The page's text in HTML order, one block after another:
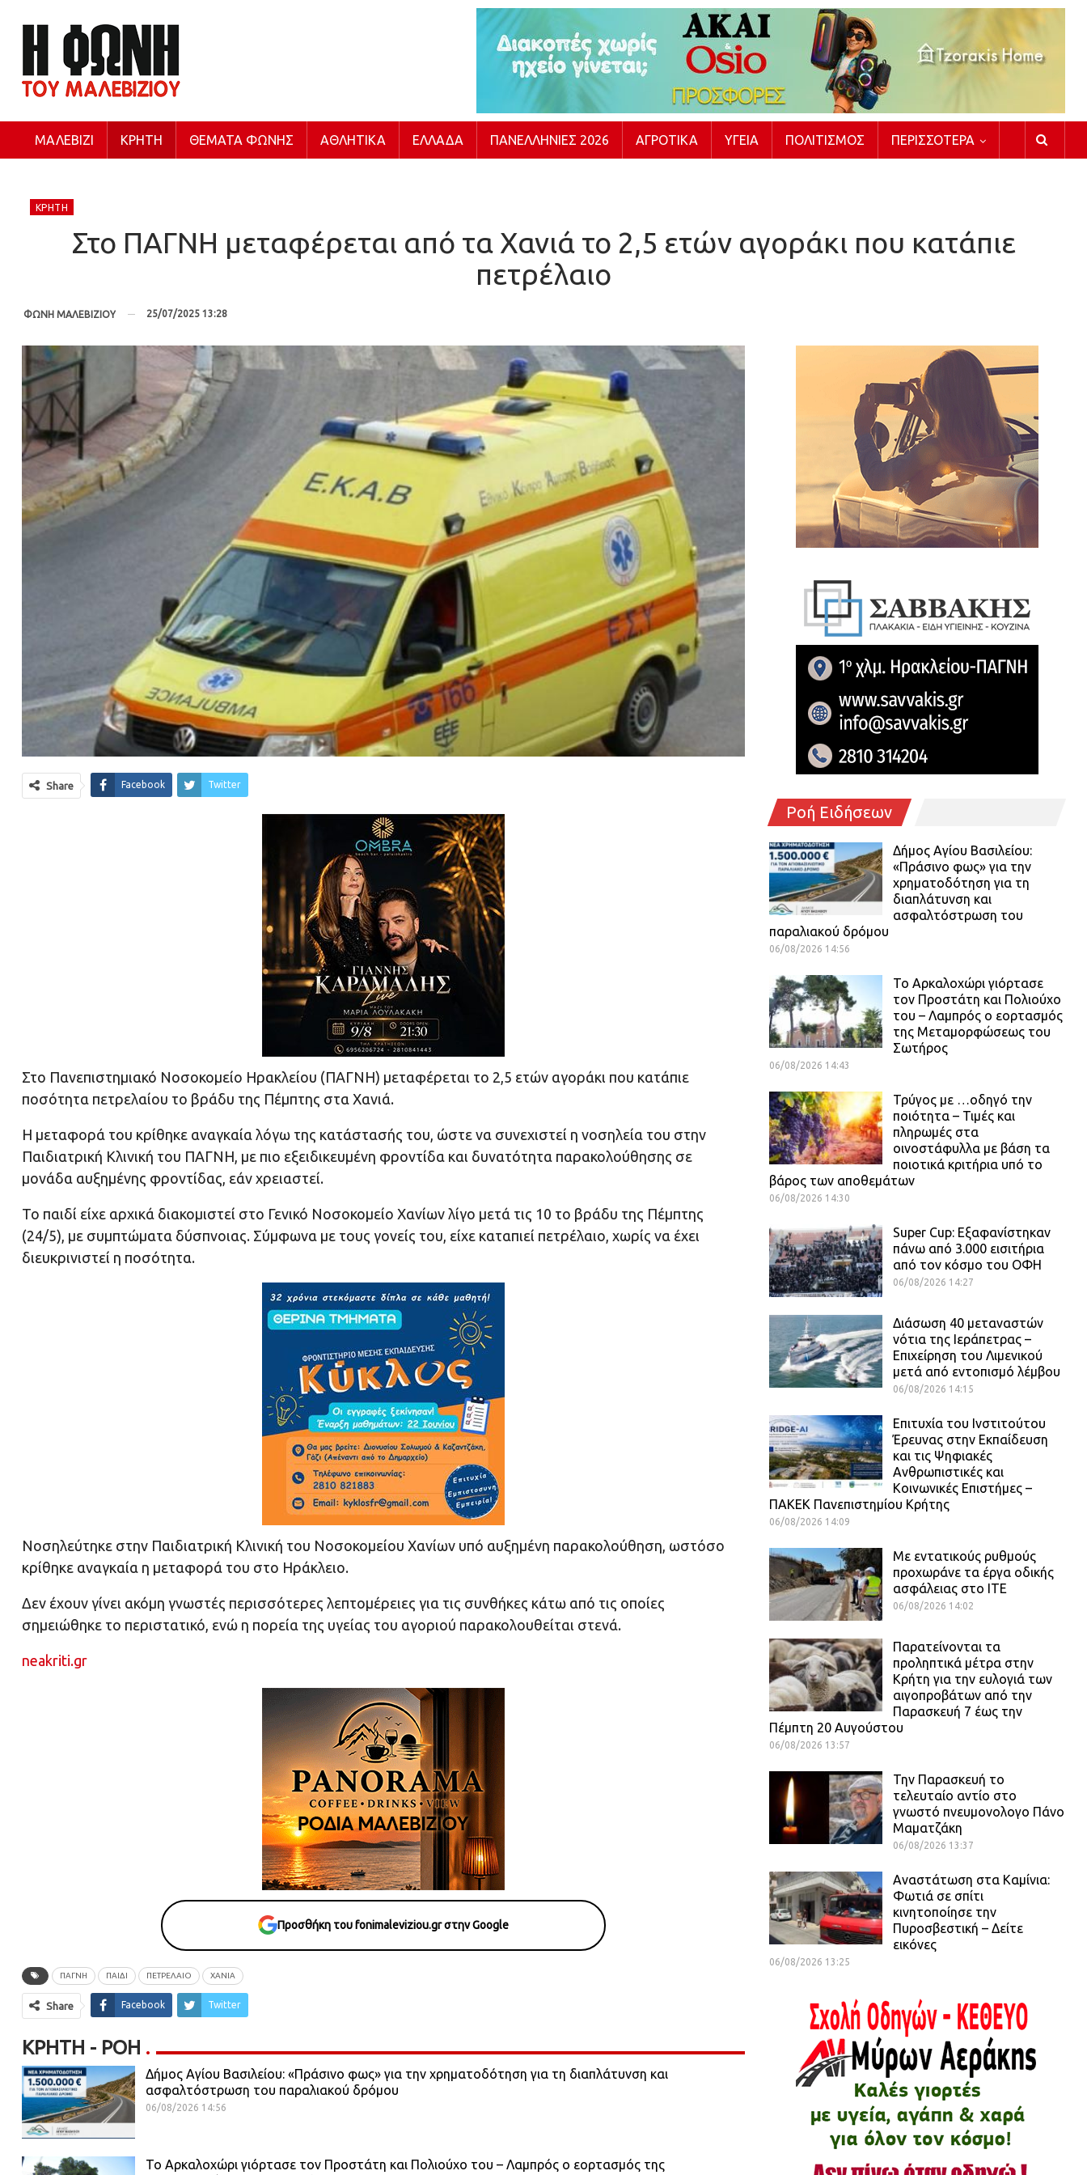
ΜΑΛΕΒΊΖΙ ΚΡΉΤΗ ΘΈΜΑΤΑ ΦΩΝΉΣ ΑΘΛΗΤΙΚΆ ΕΛΛΆΔΑ ΠΑΝΕΛΛΉΝΙΕΣ 2026 ΑΓΡΟΤΙΚΆ ΥΓΕΊΑ ΠΟΛΙΤΙΣΜΌΣ ΠΕΡΙΣΣΌΤΕΡΑ
ΚΡΉΤΗ
Στο ΠΑΓΝΗ μεταφέρεται από τα Χανιά το 2,5 ετών αγοράκι που κατάπιε
πετρέλαιο
ΦΩΝΗ ΜΑΛΕΒΙΖΙΟΥ 25/07/2025 13:28
Share Facebook Twitter
Στο Πανεπιστημιακό Νοσοκομείο Ηρακλείου (ΠΑΓΝΗ) μεταφέρεται το 2,5 ετών αγοράκι που κατάπιε
ποσότητα πετρελαίου το βράδυ της Πέμπτης στα Χανιά.
Η μεταφορά του κρίθηκε αναγκαία λόγω της κατάστασής του, ώστε να συνεχιστεί η νοσηλεία του στην
Παιδιατρική Κλινική του ΠΑΓΝΗ, με πιο εξειδικευμένη φροντίδα και δυνατότητα παρακολούθησης σε
μονάδα αυξημένης φροντίδας, εάν χρειαστεί.
Το παιδί είχε αρχικά διακομιστεί στο Γενικό Νοσοκομείο Χανίων λίγο μετά τις 10 το βράδυ της Πέμπτης
(24/5), με συμπτώματα δύσπνοιας. Σύμφωνα με τους γονείς του, είχε καταπιεί πετρέλαιο, χωρίς να έχει
διευκρινιστεί η ποσότητα.
Νοσηλεύτηκε στην Παιδιατρική Κλινική του Νοσοκομείου Χανίων υπό αυξημένη παρακολούθηση, ωστόσο
κρίθηκε αναγκαία η μεταφορά του στο Ηράκλειο.
Δεν έχουν γίνει ακόμη γνωστές περισσότερες λεπτομέρειες για τις συνθήκες κάτω από τις οποίες
σημειώθηκε το περιστατικό, ενώ η πορεία της υγείας του αγοριού παρακολουθείται στενά.
neakriti.gr
Προσθήκη του fonimaleviziou.gr στην Google
ΠΑΓΝΗ ΠΑΙΔΙ ΠΕΤΡΕΛΑΙΟ ΧΑΝΙΑ
Share Facebook Twitter
ΚΡΉΤΗ - ΡΟΗ
Δήμος Αγίου Βασιλείου: «Πράσινο φως» για την χρηματοδότηση για τη διαπλάτυνση και
ασφαλτόστρωση του παραλιακού δρόμου
06/08/2026 14:56
Το Αρκαλοχώρι γιόρτασε τον Προστάτη και Πολιούχο του – Λαμπρός ο εορτασμός της
Ροή Ειδήσεων
Δήμος Αγίου Βασιλείου:
«Πράσινο φως» για την
χρηματοδότηση για τη
διαπλάτυνση και
ασφαλτόστρωση του
παραλιακού δρόμου
06/08/2026 14:56
Το Αρκαλοχώρι γιόρτασε
τον Προστάτη και Πολιούχο
του – Λαμπρός ο εορτασμός
της Μεταμορφώσεως του
Σωτήρος
06/08/2026 14:43
Τρύγος με …οδηγό την
ποιότητα – Τιμές και
πληρωμές στα
οινοστάφυλλα με βάση τα
ποιοτικά κριτήρια υπό το
βάρος των αποθεμάτων
06/08/2026 14:30
Super Cup: Εξαφανίστηκαν
πάνω από 3.000 εισιτήρια
από τον κόσμο του ΟΦΗ
06/08/2026 14:27
Διάσωση 40 μεταναστών
νότια της Ιεράπετρας –
Επιχείρηση του Λιμενικού
μετά από εντοπισμό λέμβου
06/08/2026 14:15
Επιτυχία του Ινστιτούτου
Έρευνας στην Εκπαίδευση
και τις Ψηφιακές
Ανθρωπιστικές και
Κοινωνικές Επιστήμες –
ΠΑΚΕΚ Πανεπιστημίου Κρήτης
06/08/2026 14:09
Με εντατικούς ρυθμούς
προχωράνε τα έργα οδικής
ασφάλειας στο ΙΤΕ
06/08/2026 14:02
Παρατείνονται τα
προληπτικά μέτρα στην
Κρήτη για την ευλογιά των
αιγοπροβάτων από την
Παρασκευή 7 έως την
Πέμπτη 20 Αυγούστου
06/08/2026 13:57
Την Παρασκευή το
τελευταίο αντίο στο
γνωστό πνευμονολογο Πάνο
Μαματζάκη
06/08/2026 13:37
Αναστάτωση στα Καμίνια:
Φωτιά σε σπίτι
κινητοποίησε την
Πυροσβεστική – Δείτε
εικόνες
06/08/2026 13:25